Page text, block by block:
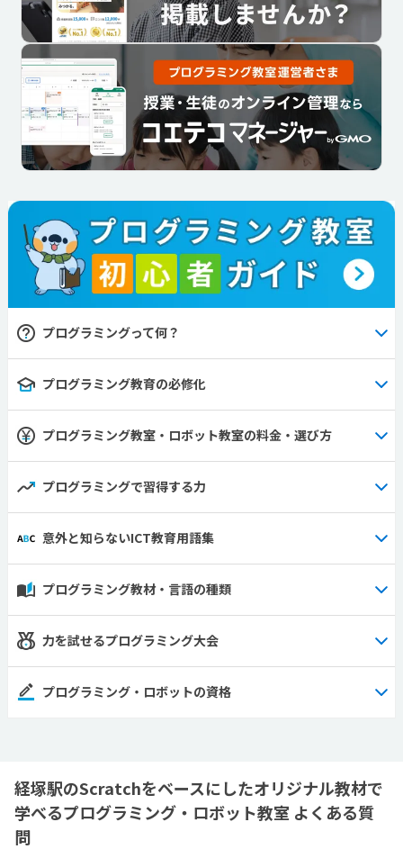
プログラミングって何？
プログラミング教育の必修化
プログラミング教室・ロボット教室の料金・選び方
プログラミングで習得する力
意外と知らないICT教育用語集
プログラミング教材・言語の種類
力を試せるプログラミング大会
プログラミング・ロボットの資格
経塚駅のScratchをベースにしたオリジナル教材で
学べるプログラミング・ロボット教室 よくある質
問